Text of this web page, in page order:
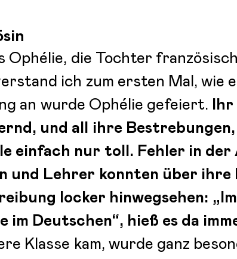
Ophélie, die Tochter
ich zum ersten Mal, wie
an wurde Ophélie gefeiert.
und all ihre
einfach nur toll. Fehler in der
und Lehrer konnten über ihre
locker hinwegsehen:
im Deutschen“, hieß es da
Klasse kam, wurde ganz